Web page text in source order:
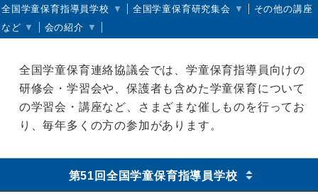
全国学童保育指導員学校 全国学童保育研究集会
その他の講座
など
会の紹介
全国学童保育連絡協議会では、学童保育指導員向けの
研修会・学習会や、保護者も含めた学童保育について
の学習会・講座など、さまざまな催しものを行ってお
り、毎年多くの方の参加があります。
第51回全国学童保育指導員学校